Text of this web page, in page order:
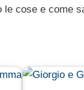
le cose e come